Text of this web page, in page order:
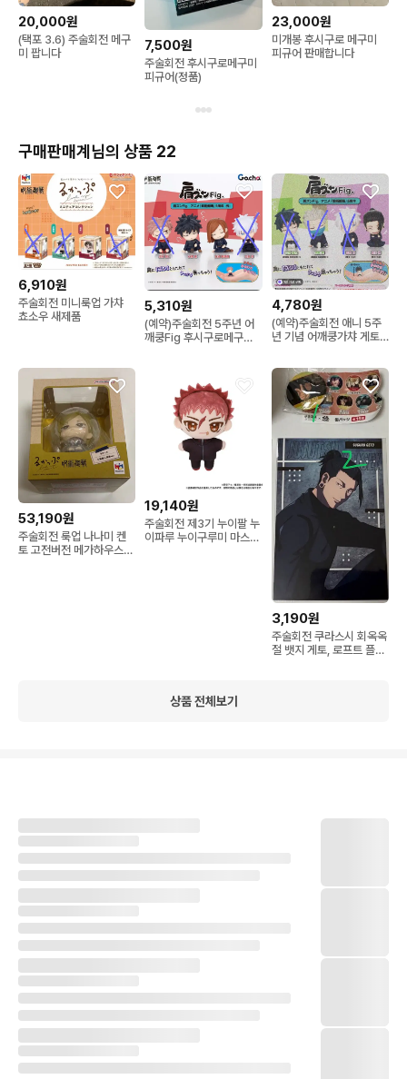
20,000원
(택포 3.6) 주술회전 메구
미 팝니다
7,500원
주술회전 후시구로메구미
피규어(정품)
23,000원
미개봉 후시구로 메구미
피규어 판매합니다
구매판매계님의 상품 22
6,910원
주술회전 미니룩업 가챠
쵸소우 새제품
5,310원
(예약)주술회전 5주년 어
깨쿵Fig 후시구로메구미,
4,780원
(예약)주술회전 애니 5주
년 기념 어깨쿵가챠 게토
53,190원
주술회전 룩업 나나미 켄
토 고전버전 메가하우스
19,140원
주술회전 제3기 누이팔 누
이파루 누이구루미 마스코
3,190원
주술회전 쿠라스시 회옥옥
절 뱃지 게토, 로프트 플라
상품 전체보기